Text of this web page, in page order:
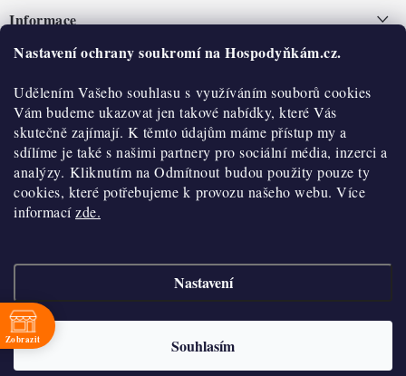
Nastavení ochrany soukromí na Hospodyňkám.cz.
Udělením Vašeho souhlasu s využíváním souborů cookies
Vám budeme ukazovat jen takové nabídky, které Vás
skutečně zajímají. K těmto údajům máme přístup my a
sdílíme je také s našimi partnery pro sociální média, inzerci a
analýzy. Kliknutím na Odmítnout budou použity pouze ty
cookies, které potřebujeme k provozu našeho webu. Více
informacízde.
Nastavení
Souhlasím
pInformace
Nepřevzetí zásilky na dobírku
Obchodní podmínky
Hodnocení obchodu
Blog
Moje objednávka
O nás
Historie
Kontakty
O nákupu
Reklamace a vratky
Výdejní místa
Velkoobchod
Doprava a platba
Vytvořil Shoptet
Copyright 2026
cookies
Zobrazit